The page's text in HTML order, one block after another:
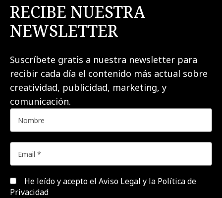
RECIBE NUESTRA
NEWSLETTER
Suscríbete gratis a nuestra newsletter para
recibir cada día el contenido más actual sobre
creatividad, publicidad, marketing, y
comunicación.
He leído y acepto el Aviso Legal y la Política de
Privacidad